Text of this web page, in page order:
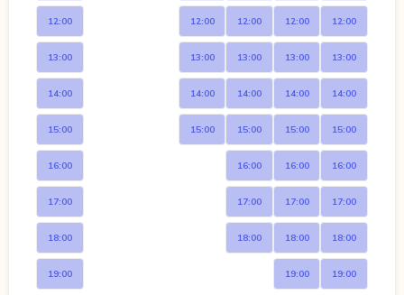
12:00
13:00
14:00
15:00
16:00
17:00
18:00
19:00
12:00
13:00
14:00
15:00
12:00
13:00
14:00
15:00
16:00
17:00
18:00
12:00
13:00
14:00
15:00
16:00
17:00
18:00
19:00
12:00
13:00
14:00
15:00
16:00
17:00
18:00
19:00